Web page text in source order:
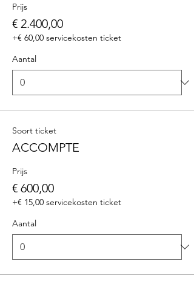
Prijs
€ 2.400,00
+€ 60,00 servicekosten ticket
Aantal
Soort ticket
ACCOMPTE
Prijs
€ 600,00
+€ 15,00 servicekosten ticket
Aantal